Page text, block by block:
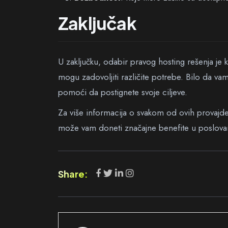
Zaključak
U zaključku, odabir pravog hosting rešenja je
mogu zadovoljiti različite potrebe. Bilo da
pomoći da postignete svoje ciljeve.
Za više informacija o svakom od ovih
može vam doneti značajne benefite u
Share: